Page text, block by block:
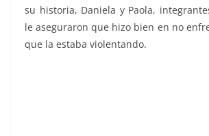
su historia, Daniela y Paola,
le aseguraron que hizo bien en no
que la estaba violentando.